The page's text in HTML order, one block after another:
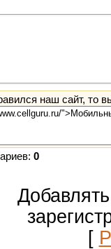
наш сайт, то
0
[